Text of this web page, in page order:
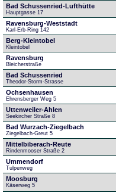
Bad Schussenried-Lufthütte
Hauptgasse 17
Ravensburg-Weststadt
Karl-Erb-Ring 142
Berg-Kleintobel
Kleintobel
Ravensburg
Bleicherstraße
Bad Schussenried
Theodor-Storm-Strasse
Ochsenhausen
Ehrensberger Weg 5
Uttenweiler-Ahlen
Seekircher Straße 8
Bad Wurzach-Ziegelbach
Ziegelbach-Greut 5
Mittelbiberach-Reute
Rindenmooser Straße 2
Ummendorf
Tulpenweg
Moosburg
Käserweg 5